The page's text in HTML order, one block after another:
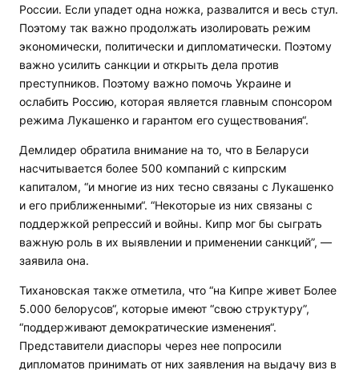
России. Если упадет одна ножка, развалится и весь стул.
Поэтому так важно продолжать изолировать режим
экономически, политически и дипломатически. Поэтому
важно усилить санкции и открыть дела против
преступников. Поэтому важно помочь Украине и
ослабить Россию, которая является главным спонсором
режима Лукашенко и гарантом его существования“.
Демлидер обратила внимание на то, что в Беларуси
насчитывается более 500 компаний с кипрским
капиталом, “и многие из них тесно связаны с Лукашенко
и его приближенными“. “Некоторые из них связаны с
поддержкой репрессий и войны. Кипр мог бы сыграть
важную роль в их выявлении и применении санкций”, —
заявила она.
Тихановская также отметила, что “на Кипре живет Более
5.000 белорусов“, которые имеют “свою структуру”,
“поддерживают демократические изменения“.
Представители диаспоры через нее попросили
дипломатов принимать от них заявления на выдачу виз в